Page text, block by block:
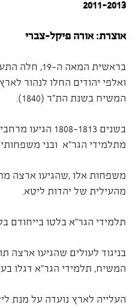
2011-2013
אוצרת: אורה פיקל-צברי
בראשית המאה
ואלפי יהודים החלו לנהור
המשיח בשנת הת"ר (1840).
מתלמידי הגר"א ובני
משפחות אלו ,שהגיעו ארצה
מהעילית של יהדות ליטא.
תלמידי הגר"א בלטו בייחודם
בניגוד לעולים שהגיעו ארצה
המשיח, תלמידי הגר"א דגלו
העלייה לארץ נועדה על מנת